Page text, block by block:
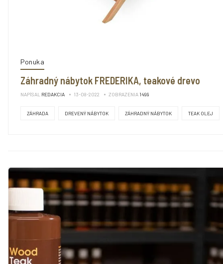
Ponuka
Záhradný nábytok FREDERIKA, teakové drevo
NAPÍSAL REDAKCIA 13-08-2022 ZOBRAZENIA 1499
ZÁHRADA DREVENÝ NÁBYTOK ZÁHRADNÝ NÁBYTOK TEAK OLEJ